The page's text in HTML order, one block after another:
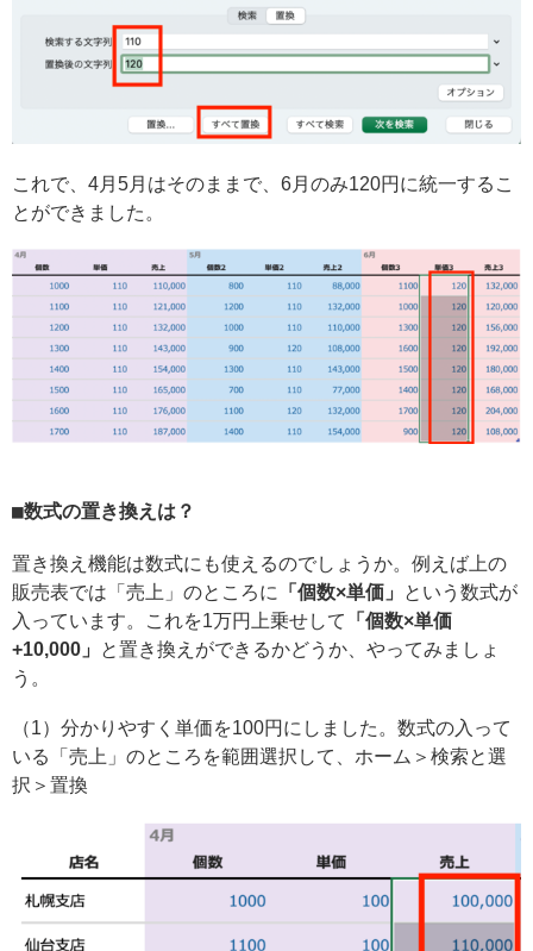
これで、4月5月はそのままで、6月のみ120円に統一するこ
とができました。
数式の置き換えは？
置き換え機能は数式にも使えるのでしょうか。例えば上の
販売表では「売上」のところに 「個数×単価」
という数式が
入っています。これを1万円上乗せして
「個数×単価
+10,000」
と置き換えができるかどうか、やってみましょ
う。
（1）分かりやすく単価を100円にしました。数式の入って
いる「売上」のところを範囲選択して、ホーム＞検索と選
択＞置換